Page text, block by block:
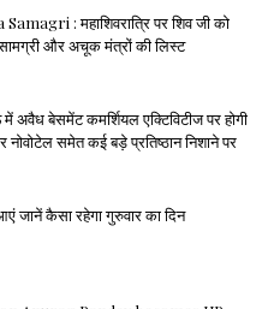
: महाशिवरात्रि पर शिव जी को
और अचूक मंत्रों की लिस्ट
बेसमेंट कमर्शियल एक्टिविटीज पर होगी
नोवोटेल समेत कई बड़े प्रतिष्ठान निशाने पर
कैसा रहेगा गुरुवार का दिन